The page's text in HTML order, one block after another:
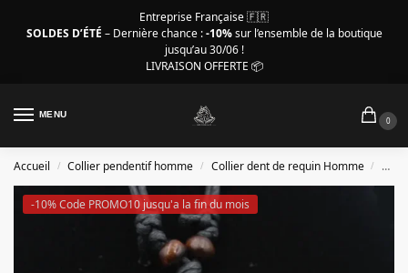
Entreprise Française 🇫🇷
SOLDES D’ÉTÉ – Dernière chance :-10%sur l’ensemble de la boutique
jusqu’au 30/06 !
LIVRAISON OFFERTE 📦
MENU
0
Accueil / Collier pendentif homme / Collier dent de requin Homme /
-10% Code PROMO10 jusqu'a la fin du mois